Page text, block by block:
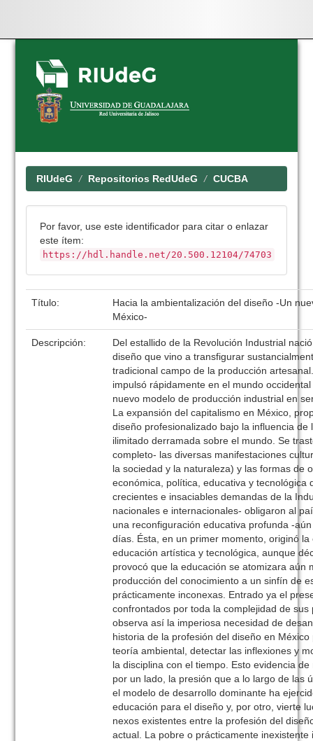
Skip
navigation
RIUdeG Repositorios RedUdeG CUCBA
Por favor, use este identificador para citar o enlazar
este ítem:
https://hdl.handle.net/20.500.12104/74703
Título:
Hacia la ambientalización del diseño -Un
México-
Descripción:
Del estallido de la Revolución Industrial
diseño que vino a transfigurar
tradicional campo de la producción
impulsó rápidamente en el mundo
nuevo modelo de producción industrial en
La expansión del capitalismo en México,
diseño profesionalizado bajo la influencia de
ilimitado derramada sobre el mundo. Se
completo- las diversas manifestaciones
la sociedad y la naturaleza) y las formas de
económica, política, educativa y tecnológica
crecientes e insaciables demandas de la
nacionales e internacionales- obligaron al
una reconfiguración educativa profunda -
días. Ésta, en un primer momento, originó la
educación artística y tecnológica, aunque
provocó que la educación se atomizara aún
producción del conocimiento a un sinfín de
prácticamente inconexas. Entrado ya el
confrontados por toda la complejidad de sus
observa así la imperiosa necesidad de
historia de la profesión del diseño en
teoría ambiental, detectar las inflexiones y
la disciplina con el tiempo. Esto evidencia
por un lado, la presión que a lo largo de las
el modelo de desarrollo dominante ha
educación para el diseño y, por otro, vierte
nexos existentes entre la profesión del
actual. La pobre o prácticamente inexistente